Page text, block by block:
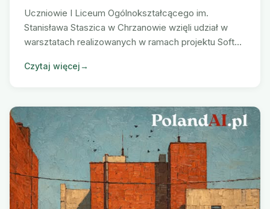
Uczniowie I Liceum Ogólnokształcącego im.
Stanisława Staszica w Chrzanowie wzięli udział w
warsztatach realizowanych w ramach projektu Soft
poznali możliwości, jakie daje połączenie sztucznej
Czytaj więcej→